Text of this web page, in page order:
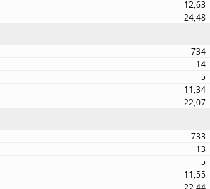
12,63
24,48
734
14
5
11,34
22,07
733
13
5
11,55